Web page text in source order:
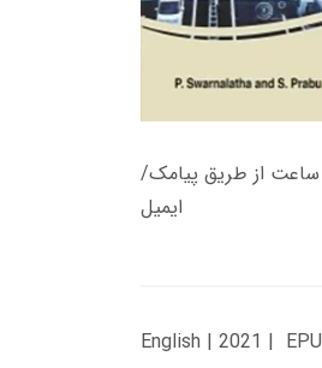
زمان تحویل کتاب های 600 هزار تومانی دانلود فوری از حساب کاربری می باشد، و زمان تحویل لینک دانلود کتاب های 500 هزار تومانی حداکثر 12 ساعت از طریق پیامک/
ایمیل
English | 2021 |